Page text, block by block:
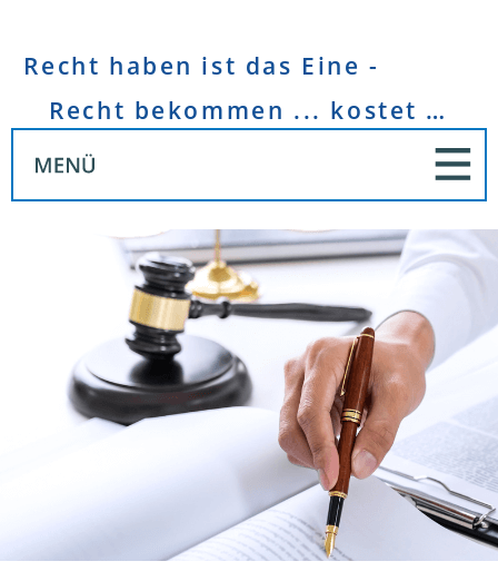
Recht haben ist das Eine -
Recht bekommen ... kostet Geld!